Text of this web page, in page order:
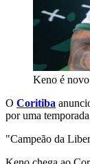
Keno é
O Coritiba
por uma
"Campeão da